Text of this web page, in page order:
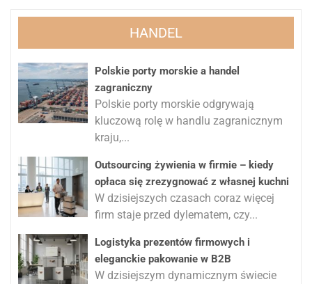
HANDEL
Polskie porty morskie a handel
zagraniczny
Polskie porty morskie odgrywają
kluczową rolę w handlu zagranicznym
kraju,...
Outsourcing żywienia w firmie – kiedy
opłaca się zrezygnować z własnej kuchni
W dzisiejszych czasach coraz więcej
firm staje przed dylematem, czy...
Logistyka prezentów firmowych i
eleganckie pakowanie w B2B
W dzisiejszym dynamicznym świecie